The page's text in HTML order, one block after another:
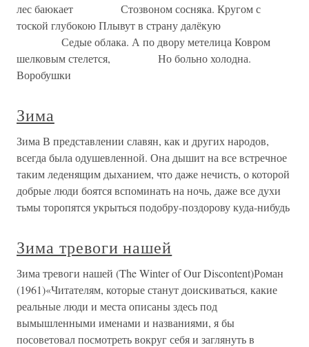
лес баюкает Стозвоном сосняка. Кругом с
тоской глубокою Плывут в страну далёкую
Седые облака. А по двору метелица Ковром
шелковым стелется, Но больно холодна.
Воробушки
Зима
Зима В представлении славян, как и других народов,
всегда была одушевленной. Она дышит на все встречное
таким леденящим дыханием, что даже нечисть, о которой
добрые люди боятся вспоминать на ночь, даже все духи
тьмы торопятся укрыться подобру-поздорову куда-нибудь
Зима тревоги нашей
Зима тревоги нашей (The Winter of Our Discontent)Роман
(1961)«Читателям, которые станут доискиваться, какие
реальные люди и места описаны здесь под
вымышленными именами и названиями, я бы
посоветовал посмотреть вокруг себя и заглянуть в